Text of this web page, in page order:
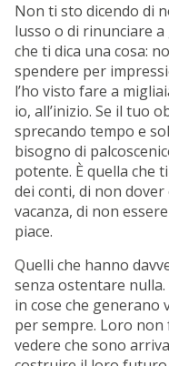
Non ti sto dicendo di
lusso o di rinunciare a
che ti dica una cosa:
spendere per
l’ho visto fare a
io, all’inizio. Se il tuo
sprecando tempo e
bisogno di
potente. È quella che
dei conti, di non
vacanza, di non
piace.
Quelli che hanno
senza ostentare
in cose che generano
per sempre. Loro
vedere che sono